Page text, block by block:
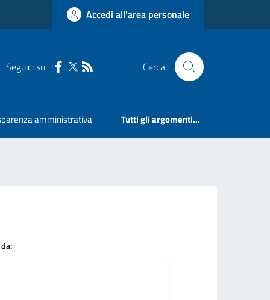
Accedi all'area personale
Seguici su Cerca
amministrativa Tutti gli argomenti...